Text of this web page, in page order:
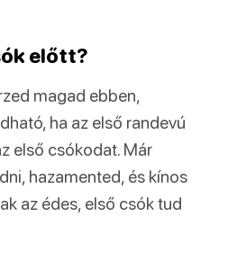
előtt?
magad ebben,
ha az első randevú
első csókodat. Már
hazamented, és kínos
az édes, első csók tud